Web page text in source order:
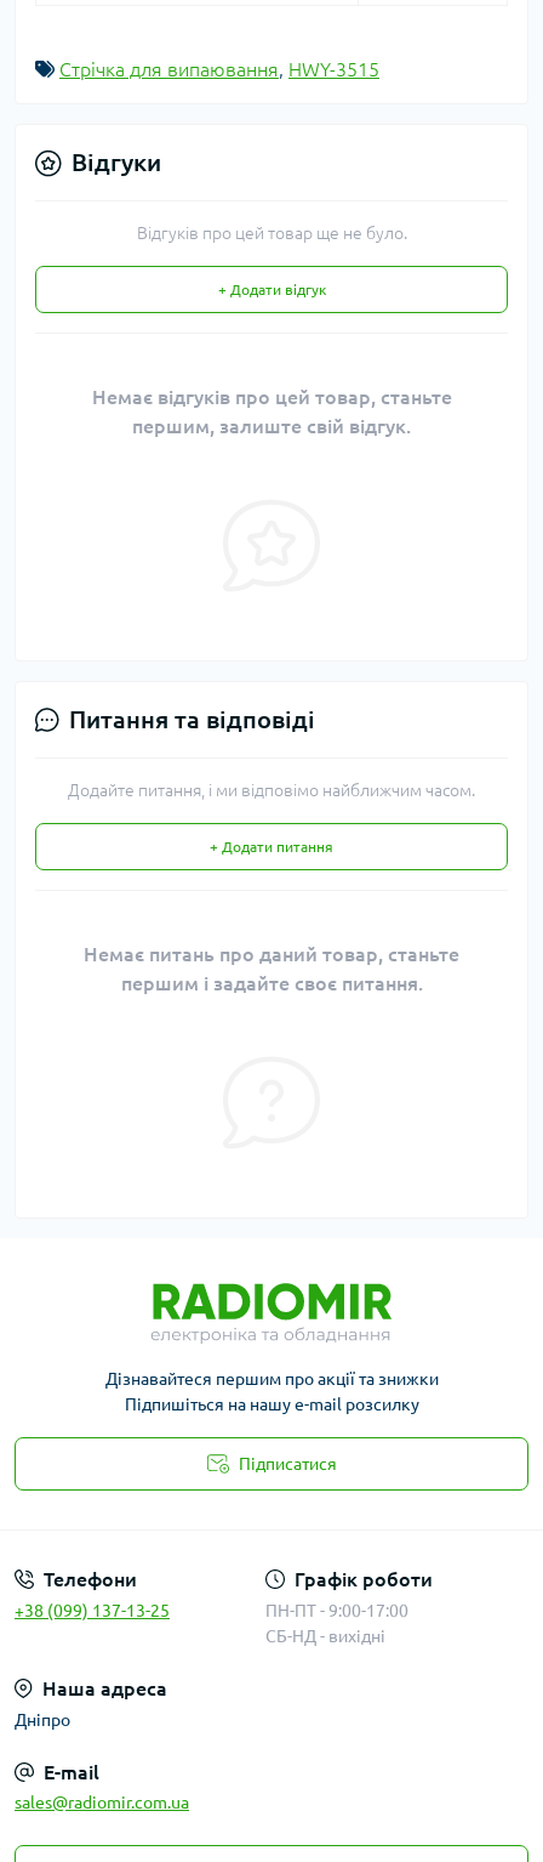
Стрічка для випаювання, HWY-3515
Відгуки
Відгуків про цей товар ще не було.
+ Додати відгук
Немає відгуків про цей товар, станьте
першим, залиште свій відгук.
Питання та відповіді
Додайте питання, і ми відповімо найближчим часом.
+ Додати питання
Немає питань про даний товар, станьте
першим і задайте своє питання.
Дізнавайтеся першим про акції та знижки
Підпишіться на нашу e-mail розсилку
Підписатися
Телефони
+38 (099) 137-13-25
Графік роботи
ПН-ПТ - 9:00-17:00
СБ-НД - вихідні
Наша адреса
Дніпро
E-mail
sales@radiomir.com.ua